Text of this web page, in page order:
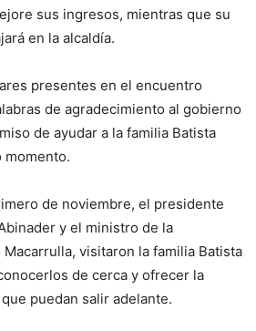
sus ingresos, mientras que su
en la alcaldía.
presentes en el encuentro
de agradecimiento al gobierno
de ayudar a la familia Batista
momento.
de noviembre, el presidente
y el ministro de la
visitaron la familia Batista
de cerca y ofrecer la
puedan salir adelante.